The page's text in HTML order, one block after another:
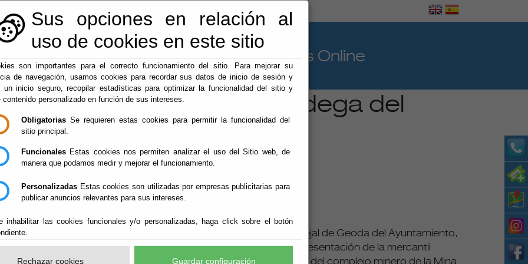
Sus opciones en relación al
uso de cookies en este sitio
son importantes para el correcto funcionamiento del sitio. Para mejorar su
de navegación, usamos cookies para recordar sus datos de inicio de sesión y
un inicio seguro, recopilar estadísticas para optimizar la funcionalidad del sitio y
contenido personalizado en función de sus intereses.
Obligatorias Se requieren estas cookies para permitir la funcionalidad del
sitio principal.
Funcionales Estas cookies nos permiten analizar el uso del Sitio web, de
manera que podamos medir y mejorar el funcionamiento.
Personalizadas Estas cookies son utilizadas por empresas publicitarias para
publicar anuncios relevantes para sus intereses.
inhabilitar las cookies funcionales y/o personalizadas, haga click sobre el botón
Rechazar cookies Guardar configuración
Trámites Online
de la Mina Rica será bodega del
de Pulpí
del futuro vino de la Geoda de Pulpí
de vinos ecológicos de Bodega Palomillo
Municipal del Suelo de Pulpí,
S.L, Juan Pedro García; el concejal de Geoda del Ayuntamiento,
Jiménez; y Francisco García e Inés María Asensio, en representación de la mercantil
para la gestión de la puesta en marcha y explotación del complejo minero de la Mina